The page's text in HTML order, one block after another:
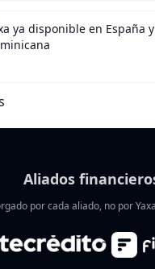
ya disponible en España
Aliados
por cada aliado, no por